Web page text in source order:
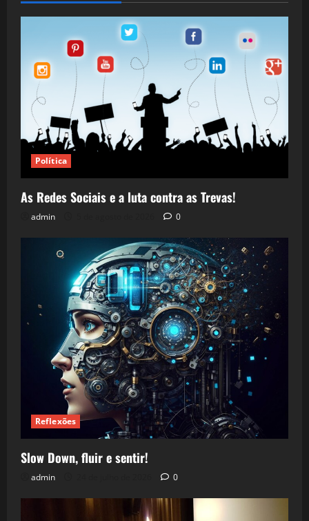
Política
As Redes Sociais e a luta contra as Trevas!
admin 0
Reflexões
Slow Down, fluir e sentir!
admin 0